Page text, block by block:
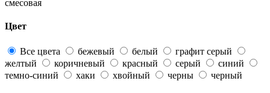
смесовая
Цвет
Все цвета бежевый белый
графит серый
желтый
коричневый красный серый
синий
темно-синий
хаки хвойный черны черный